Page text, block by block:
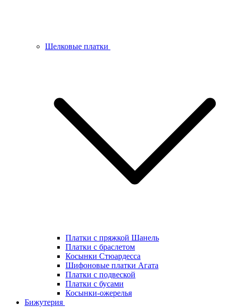
Шелковые платки
Платки с пряжкой Шанель
Платки с браслетом
Косынки Стюардесса
Шифоновые платки Агата
Платки с подвеской
Платки с бусами
Косынки-ожерелья
Бижутерия